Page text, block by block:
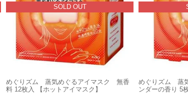
SOLD OUT
めぐりズム 蒸気めぐるアイマスク 無香
料 12枚入 【ホットアイマスク】
めぐりズム 蒸
ンダーの香り 5